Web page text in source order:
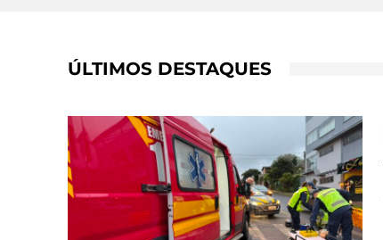
ÚLTIMOS DESTAQUES